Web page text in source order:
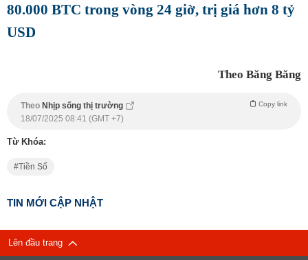
80.000 BTC trong vòng 24 giờ, trị giá hơn 8 tỷ
USD
Theo Băng Băng
Theo Nhịp sống thị trường Copy link
18/07/2025 08:41 (GMT +7)
Từ Khóa:
Tiền Số
TIN MỚI CẬP NHẬT
Lên đầu trang